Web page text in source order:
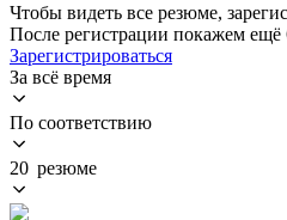
Чтобы видеть все резюме,
После регистрации покажем ещё
Зарегистрироваться
За всё время
По соответствию
20 резюме